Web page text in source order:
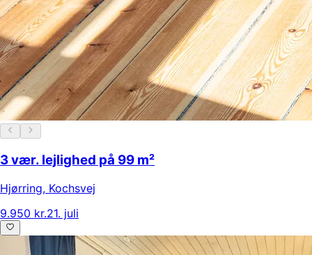
3 vær. lejlighed på 99 m²
Hjørring, Kochsvej
9.950 kr.21. juli